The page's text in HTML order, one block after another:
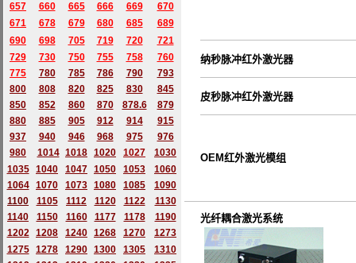
657
660 665 666 669
670
671
678 679 680 685
689
690
698 705 719 720
721
729
730 750 755 758
760
775
780 785 786 790
793
800
808 820 825 830
845
850
852 860 870 878.6
879
880
885 905 912 914
915
937
940 946 968 975
976
980
1014 1018 1020 1027
1030
1035
1040 1047 1050 1053
1060
1064
1070 1073 1080 1085
1090
1100
1105 1112 1120 1122
1130
1140
1150 1160 1177 1178
1190
1202
1208 1240 1268 1270
1273
1275
1278 1290 1300 1305
1310
纳秒脉冲红外激光器
皮秒脉冲红外激光器
OEM红外激光模组
光纤耦合激光系统